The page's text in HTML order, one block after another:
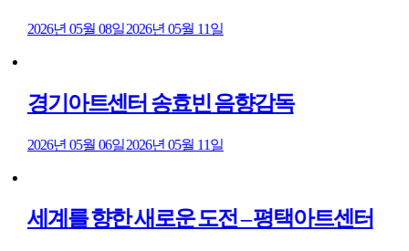
년 05월 08일2026년 05월 11일
기아트센터 송효빈 음향감독
년 05월 06일2026년 05월 11일
계를 향한 새로운 도전 – 평택아트센터